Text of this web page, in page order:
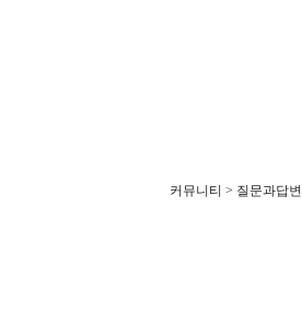
커뮤니티 > 질문과답변